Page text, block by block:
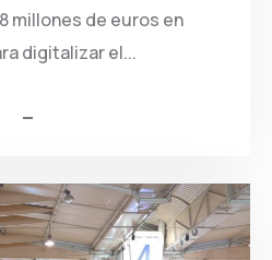
millones de euros en
digitalizar el...